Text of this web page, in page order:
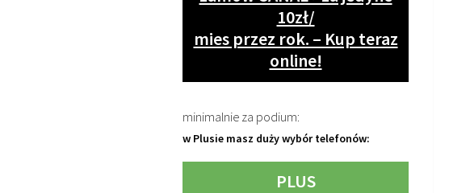
10zł/
mies przez rok. – Kup teraz
online!
minimalnie za podium:
w Plusie masz duży wybór telefonów:
PLUS